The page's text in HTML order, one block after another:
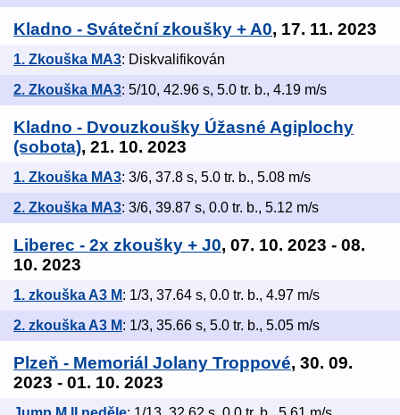
Kladno - Sváteční zkoušky + A0, 17. 11. 2023
1. Zkouška MA3: Diskvalifikován
2. Zkouška MA3: 5/10, 42.96 s, 5.0 tr. b., 4.19 m/s
Kladno - Dvouzkoušky Úžasné Agiplochy
(sobota), 21. 10. 2023
1. Zkouška MA3: 3/6, 37.8 s, 5.0 tr. b., 5.08 m/s
2. Zkouška MA3: 3/6, 39.87 s, 0.0 tr. b., 5.12 m/s
Liberec - 2x zkoušky + J0, 07. 10. 2023 - 08.
10. 2023
1. zkouška A3 M: 1/3, 37.64 s, 0.0 tr. b., 4.97 m/s
2. zkouška A3 M: 1/3, 35.66 s, 5.0 tr. b., 5.05 m/s
Plzeň - Memoriál Jolany Troppové, 30. 09.
2023 - 01. 10. 2023